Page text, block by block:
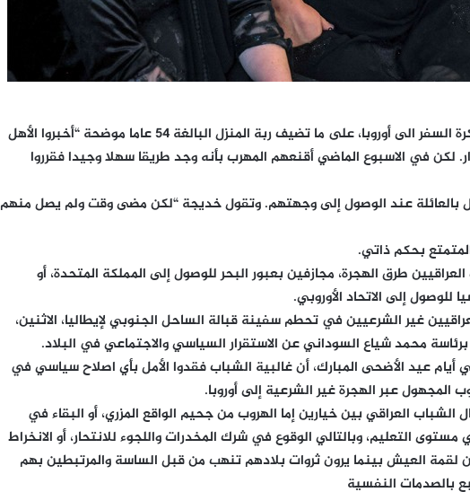
وكادت العائلتان تتخليان عن فكرة السفر الى أوروبا، على ما تضيف ربة المنزل البالغة 54 عاما موضحة “أخبروا الأهل
لكن في الاسبوع الماضي أقنعهم المهرب بأنه وجد طريقا سهلا وجيدا فقرروا
بالعائلة عند الوصول إلى وجهتهم. وتقول خديجة “لكن مضى وقت ولم يصل منهم
بحكم ذاتي.
طرق الهجرة، مجازفين بعبور البحر للوصول إلى المملكة المتحدة، أو
للوصول إلى الاتحاد الأوروبي.
غير الشرعيين في تحطم سفينة قبالة الساحل الجنوبي لإيطاليا، الاثنين،
محمد شياع السوداني عن الاستقرار السياسي والاجتماعي في البلاد.
عيد الأضحى المبارك، أن غالبية الشباب فقدوا الأمل بأي اصلاح سياسي في
المجهول عبر الهجرة غير الشرعية إلى أوروبا.
العراقي بين خيارين إما الهروب من جحيم الواقع المزري، أو البقاء في
مستوى التعليم، وبالتالي الوقوع في شرك المخدرات واللجوء للانتحار، أو الانخراط
العيش بينما يرون ثروات بلادهم تنهب من قبل الساسة والمرتبطين بهم
بالصدمات النفسية